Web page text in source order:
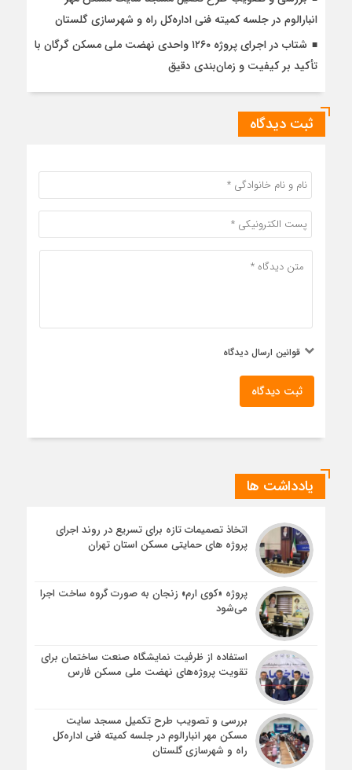
انبارالوم در جلسه کمیته فنی اداره‌کل راه و شهرسازی گلستان
شتاب در اجرای پروژه ۱۲۶۰ واحدی نهضت ملی مسکن گرگان با
تأکید بر کیفیت و زمان‌بندی دقیق
ثبت دیدگاه
قوانین ارسال دیدگاه
ثبت دیدگاه
یادداشت ها
اتخاذ تصمیمات تازه برای تسریع در روند اجرای
پروژه های حمایتی مسکن استان تهران
پروژه «کوی ارم» زنجان به صورت گروه ساخت اجرا
می‌شود
استفاده از ظرفیت نمایشگاه صنعت ساختمان برای
تقویت پروژه‌های نهضت ملی مسکن فارس
بررسی و تصویب طرح تکمیل مسجد سایت
مسکن مهر انبارالوم در جلسه کمیته فنی اداره‌کل
راه و شهرسازی گلستان